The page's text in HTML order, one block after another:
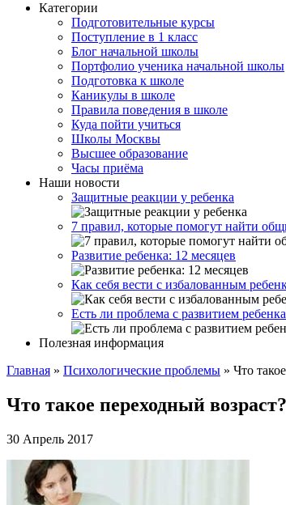
Категории
Подготовительные курсы
Поступление в 1 класс
Блог начальной школы
Портфолио ученика начальной школы
Подготовка к школе
Каникулы в школе
Правила поведения в школе
Куда пойти учиться
Школы Москвы
Высшее образование
Часы приёма
Наши новости
Защитные реакции у ребенка
7 правил, которые помогут найти
Развитие ребенка: 12 месяцев
Как себя вести с избалованным
Есть ли проблема с развитием
Полезная информация
Главная » Психологические проблемы » Что
Что такое переходный возраст?
30 Апрель 2017